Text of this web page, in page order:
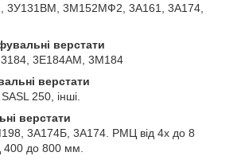
3У131ВМ, 3М152МФ2, 3А161, 3А174,
верстати
3Е184АМ, 3М184
верстати
250, інші.
верстати
3А174Б, 3А174. РМЦ від 4х до 8
400 до 800 мм.